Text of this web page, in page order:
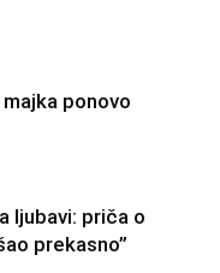
ponovo
ljubavi: priča o
prekasno”